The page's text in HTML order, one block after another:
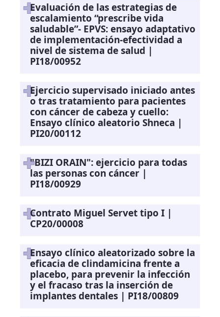
Evaluación de las estrategias de
escalamiento “prescribe vida
saludable”- EPVS: ensayo adaptativo
de implementación-efectividad a
nivel de sistema de salud |
PI18/00952
Ejercicio supervisado iniciado antes
o tras tratamiento para pacientes
con cáncer de cabeza y cuello:
Ensayo clínico aleatorio Shneca |
PI20/00112
"BIZI ORAIN": ejercicio para todas
las personas con cáncer |
PI18/00929
Contrato Miguel Servet tipo I |
CP20/00008
Ensayo clínico aleatorizado sobre la
eficacia de clindamicina frente a
placebo, para prevenir la infección
y el fracaso tras la inserción de
implantes dentales | PI18/00809